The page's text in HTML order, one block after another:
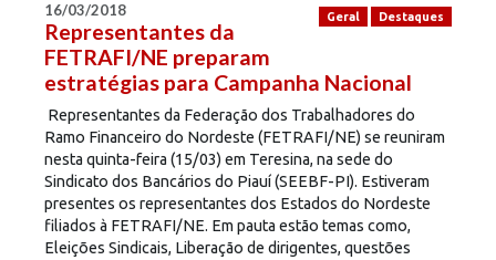
Geral Destaques
16/03/2018
Representantes da
FETRAFI/NE preparam
estratégias para Campanha Nacional
Representantes da Federação dos Trabalhadores do
Ramo Financeiro do Nordeste (FETRAFI/NE) se reuniram
nesta quinta-feira (15/03) em Teresina, na sede do
Sindicato dos Bancários do Piauí (SEEBF-PI). Estiveram
presentes os representantes dos Estados do Nordeste
filiados à FETRAFI/NE. Em pauta estão temas como,
Eleições Sindicais, Liberação de dirigentes, questões